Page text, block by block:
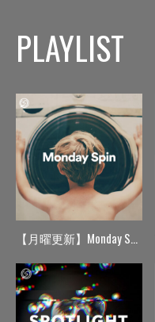
PLAYLIST
【月曜更新】Monday Spin